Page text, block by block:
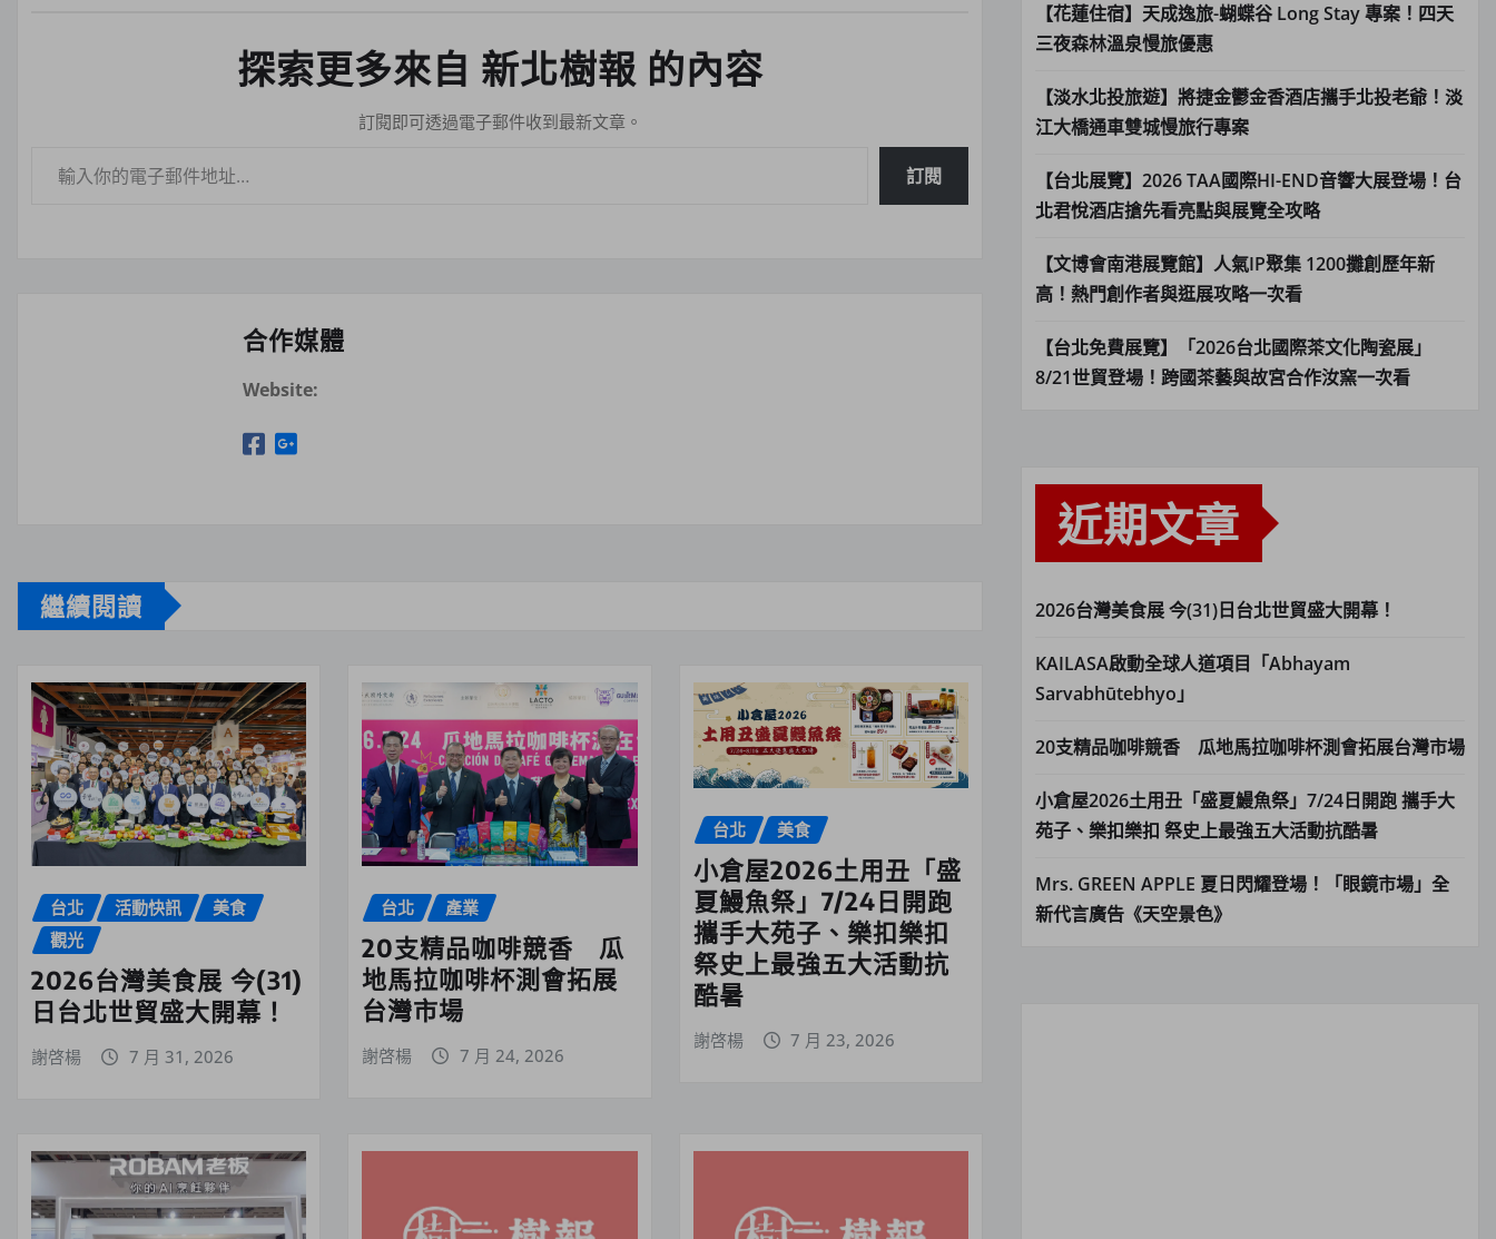
探索更多來自 新北樹報 的內容
訂閱即可透過電子郵件收到最新文章。
訂閱
合作媒體
Website:
繼續閱讀
台北 活動快訊
美食
觀光
2026台灣美食展 今(31)
日台北世貿盛大開幕！
謝啓楊 7 月 31, 2026
台北 產業
20支精品咖啡競香 瓜
地馬拉咖啡杯測會拓展
台灣市場
謝啓楊 7 月 24, 2026
台北 美食
小倉屋2026土用丑「盛
夏鰻魚祭」7/24日開跑
攜手大苑子、樂扣樂扣
祭史上最強五大活動抗
酷暑
謝啓楊 7 月 23, 2026
【花蓮住宿】天成逸旅-蝴蝶谷 Long Stay 專案！四天
三夜森林溫泉慢旅優惠
【淡水北投旅遊】將捷金鬱金香酒店攜手北投老爺！淡
江大橋通車雙城慢旅行專案
【台北展覽】2026 TAA國際HI-END音響大展登場！台
北君悅酒店搶先看亮點與展覽全攻略
【文博會南港展覽館】人氣IP聚集 1200攤創歷年新
高！熱門創作者與逛展攻略一次看
【台北免費展覽】「2026台北國際茶文化陶瓷展」
8/21世貿登場！跨國茶藝與故宮合作汝窯一次看
近期文章
2026台灣美食展 今(31)日台北世貿盛大開幕！
KAILASA啟動全球人道項目「Abhayam
Sarvabhūtebhyo」
20支精品咖啡競香 瓜地馬拉咖啡杯測會拓展台灣市場
小倉屋2026土用丑「盛夏鰻魚祭」7/24日開跑 攜手大
苑子、樂扣樂扣 祭史上最強五大活動抗酷暑
Mrs. GREEN APPLE 夏日閃耀登場！「眼鏡市場」全
新代言廣告《天空景色》